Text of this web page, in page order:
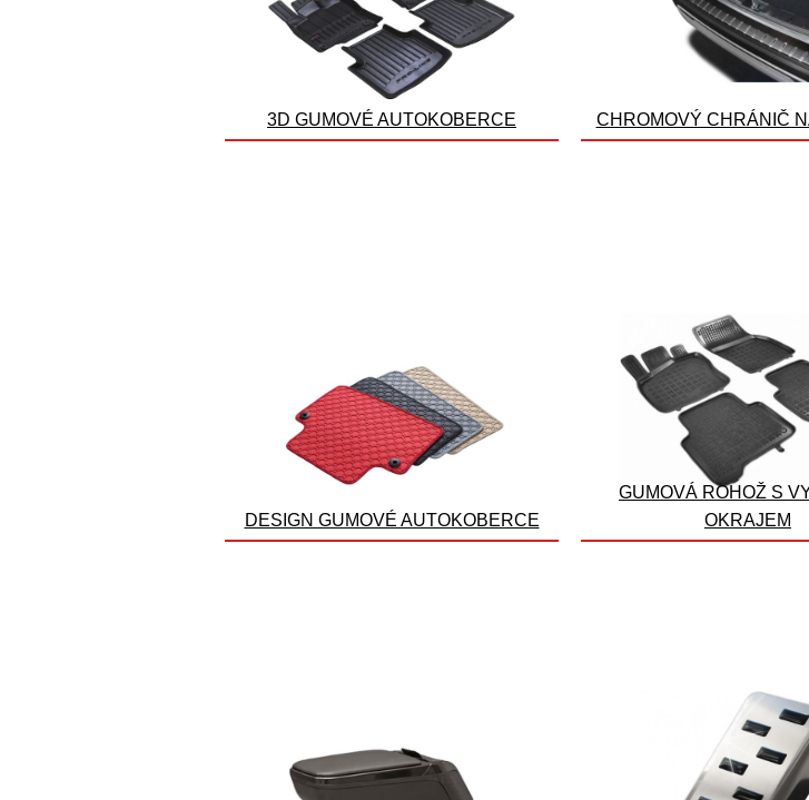
3D GUMOVÉ AUTOKOBERCE CHROMOVÝ CHRÁNIČ
DESIGN GUMOVÉ AUTOKOBERCE
GUMOVÁ ROHOŽ S
OKRAJEM